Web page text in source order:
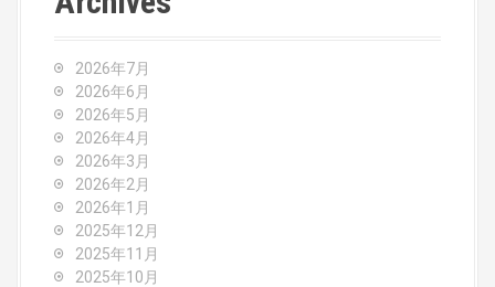
2026年7月
2026年6月
2026年5月
2026年4月
2026年3月
2026年2月
2026年1月
2025年12月
2025年11月
2025年10月